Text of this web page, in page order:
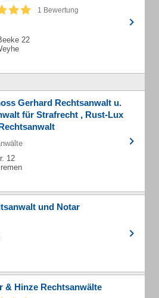
1 Bewertung
22
Gerhard Rechtsanwalt u.
für Strafrecht , Rust-Lux
12
und Notar
& Hinze Rechtsanwälte